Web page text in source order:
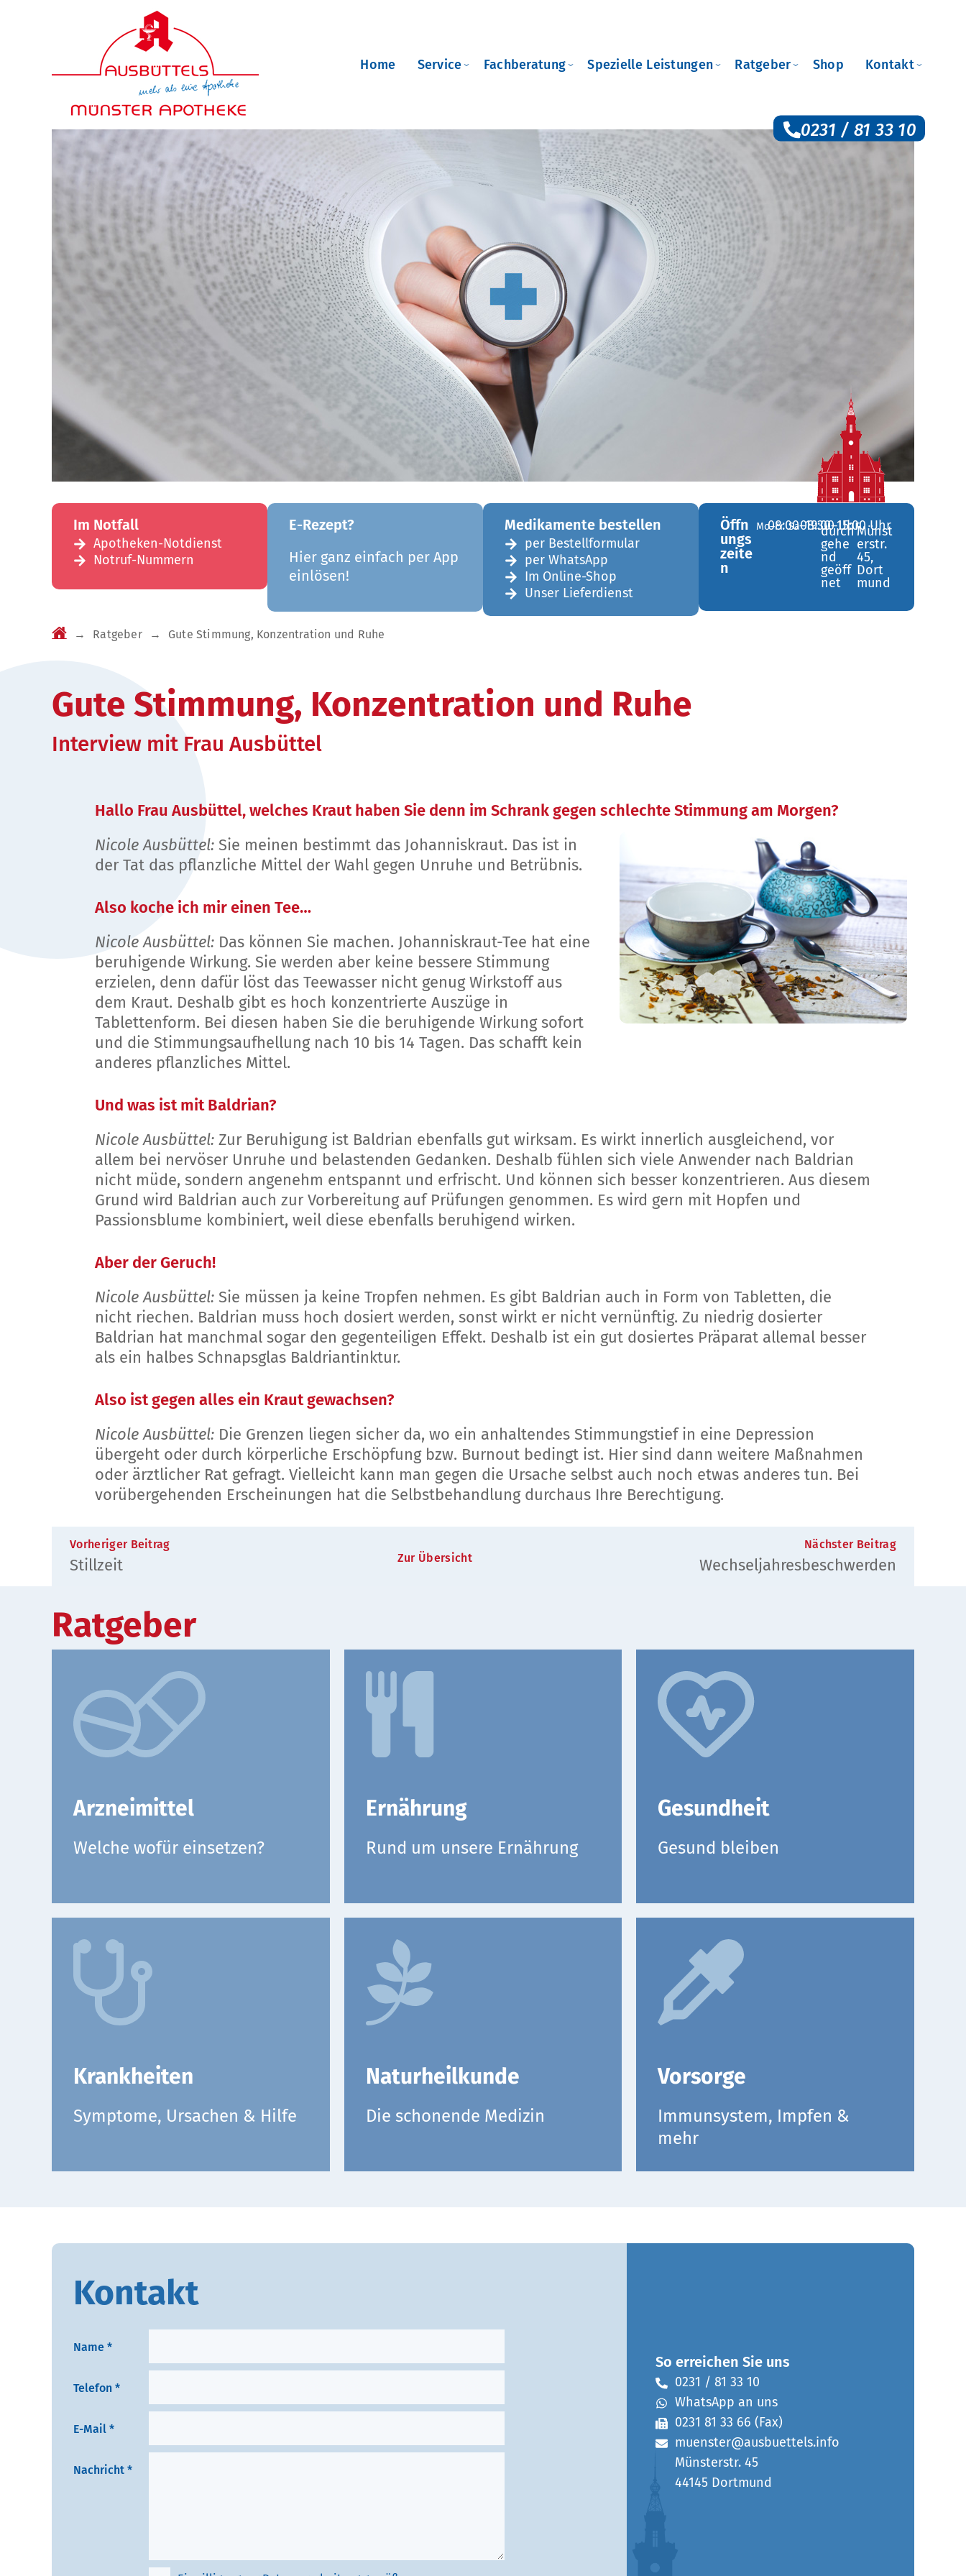
Home Service Fachberatung Spezielle Leistungen Ratgeber Shop Kontakt
0231 / 81 33 10
Im Notfall
Apotheken-Notdienst
Notruf-Nummern
E-Rezept?
Hier ganz einfach per App
einlösen!
Medikamente bestellen
per Bestellformular
per WhatsApp
Im Online-Shop
Unser Lieferdienst
Öffn
ungs
zeite
n
Mo–Fr
08:00–19:00 Uhr
Sa08:30–15:00 Uhr
durch
gehe
nd
geöff
net
Münst
erstr.
45,
Dort
mund
→ Ratgeber → Gute Stimmung, Konzentration und Ruhe
Gute Stimmung, Konzentration und Ruhe
Interview mit Frau Ausbüttel
Hallo Frau Ausbüttel, welches Kraut haben Sie denn im Schrank gegen schlechte Stimmung am Morgen?
Nicole Ausbüttel: Sie meinen bestimmt das Johanniskraut. Das ist in
der Tat das pflanzliche Mittel der Wahl gegen Unruhe und Betrübnis.
Also koche ich mir einen Tee…
Nicole Ausbüttel: Das können Sie machen. Johanniskraut-Tee hat eine
beruhigende Wirkung. Sie werden aber keine bessere Stimmung
erzielen, denn dafür löst das Teewasser nicht genug Wirkstoff aus
dem Kraut. Deshalb gibt es hoch konzentrierte Auszüge in
Tablettenform. Bei diesen haben Sie die beruhigende Wirkung sofort
und die Stimmungsaufhellung nach 10 bis 14 Tagen. Das schafft kein
anderes pflanzliches Mittel.
Und was ist mit Baldrian?
Nicole Ausbüttel: Zur Beruhigung ist Baldrian ebenfalls gut wirksam. Es wirkt innerlich ausgleichend, vor
allem bei nervöser Unruhe und belastenden Gedanken. Deshalb fühlen sich viele Anwender nach Baldrian
nicht müde, sondern angenehm entspannt und erfrischt. Und können sich besser konzentrieren. Aus diesem
Grund wird Baldrian auch zur Vorbereitung auf Prüfungen genommen. Es wird gern mit Hopfen und
Passionsblume kombiniert, weil diese ebenfalls beruhigend wirken.
Aber der Geruch!
Nicole Ausbüttel: Sie müssen ja keine Tropfen nehmen. Es gibt Baldrian auch in Form von Tabletten, die
nicht riechen. Baldrian muss hoch dosiert werden, sonst wirkt er nicht vernünftig. Zu niedrig dosierter
Baldrian hat manchmal sogar den gegenteiligen Effekt. Deshalb ist ein gut dosiertes Präparat allemal besser
als ein halbes Schnapsglas Baldriantinktur.
Also ist gegen alles ein Kraut gewachsen?
Nicole Ausbüttel: Die Grenzen liegen sicher da, wo ein anhaltendes Stimmungstief in eine Depression
übergeht oder durch körperliche Erschöpfung bzw. Burnout bedingt ist. Hier sind dann weitere Maßnahmen
oder ärztlicher Rat gefragt. Vielleicht kann man gegen die Ursache selbst auch noch etwas anderes tun. Bei
vorübergehenden Erscheinungen hat die Selbstbehandlung durchaus Ihre Berechtigung.
Vorheriger Beitrag
Stillzeit Zur Übersicht
Nächster Beitrag
Wechseljahresbeschwerden
Ratgeber
Arzneimittel
Welche wofür einsetzen?
Ernährung
Rund um unsere Ernährung
Gesundheit
Gesund bleiben
Krankheiten
Symptome, Ursachen & Hilfe
Naturheilkunde
Die schonende Medizin
Vorsorge
Immunsystem, Impfen &
mehr
Kontakt
B
l
s
Name *
Telefon *
E-Mail *
Nachricht *
So erreichen Sie uns
0231 / 81 33 10
WhatsApp an uns
0231 81 33 66 (Fax)
muenster@ausbuettels.info
Münsterstr. 45
44145 Dortmund